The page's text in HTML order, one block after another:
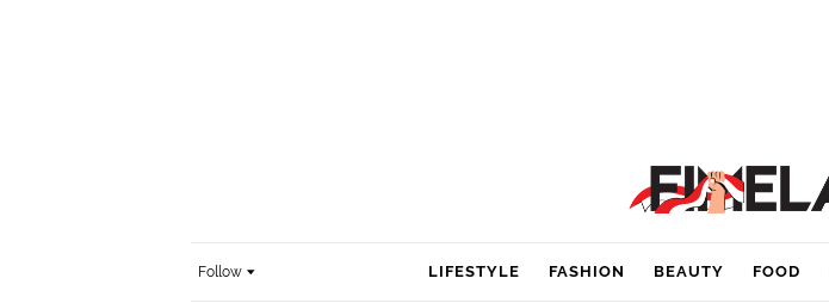
Follow LIFESTYLE FASHION BEAUTY FOOD